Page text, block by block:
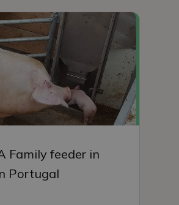
Family feeder in
Portugal